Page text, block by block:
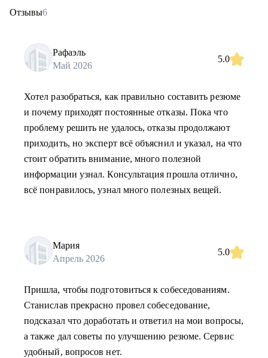
Отзывы6
Рафаэль
Май 2026
5.0
Хотел разобраться, как правильно составить резюме
и почему приходят постоянные отказы. Пока что
проблему решить не удалось, отказы продолжают
приходить, но эксперт всё объяснил и указал, на что
стоит обратить внимание, много полезной
информации узнал. Консультация прошла отлично,
всё понравилось, узнал много полезных вещей.
Мария
Апрель 2026
5.0
Пришла, чтобы подготовиться к собеседованиям.
Станислав прекрасно провел собеседование,
подсказал что доработать и ответил на мои вопросы,
а также дал советы по улучшению резюме. Сервис
удобный, вопросов нет.